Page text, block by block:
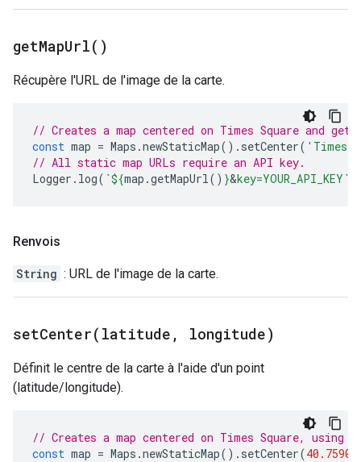
getMapUrl( )
Récupère l'URL de l'image de la carte.
// Creates a map centered on Times Square and
const map = Maps .newStaticMap(). setCenter( 'Times
// All static map URLs require an API key.
Logger . log( `${map .getMapUrl() }&key=YOUR_API_KEY`
Renvois
String : URL de l'image de la carte.
setCenter( latitude , longitude)
Définit le centre de la carte à l'aide d'un point
(latitude/longitude).
// Creates a map centered on Times Square, using
const map = Maps .newStaticMap(). setCenter(